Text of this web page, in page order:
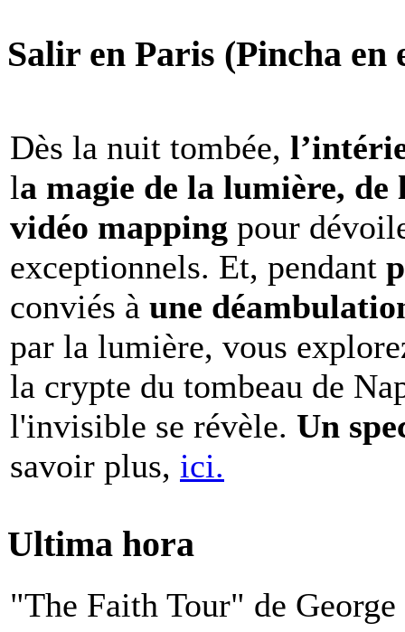
Salir en Paris (Pincha en
Dès la nuit tombée,
la magie de la lumière,
vidéo mapping pour
exceptionnels. Et, pendant
conviés à une
par la lumière, vous
la crypte du tombeau de
l'invisible se révèle. Un
savoir plus, ici.
Ultima hora
"The Faith Tour" de